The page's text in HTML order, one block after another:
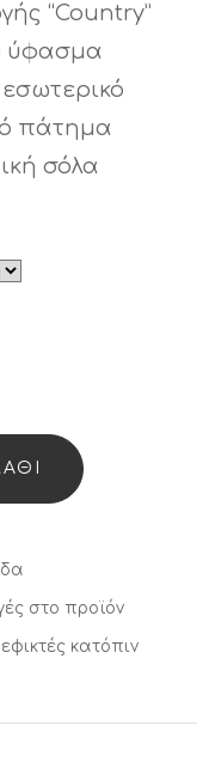
“Country”
ύφασμα
πάτημα
σόλα
στο προϊόν
κατόπιν